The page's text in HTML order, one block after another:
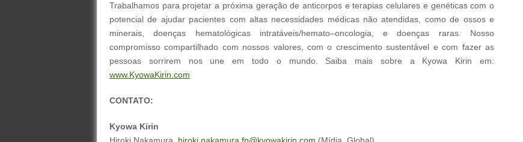
Trabalhamos para projetar a próxima geração de anticorpos e terapias celulares e genéticas com o
potencial de ajudar pacientes com altas necessidades médicas não atendidas, como de ossos e
minerais, doenças hematológicas intratáveis/hemato–oncologia, e doenças raras. Nosso
compromisso compartilhado com nossos valores, com o crescimento sustentável e com fazer as
pessoas sorrirem nos une em todo o mundo. Saiba mais sobre a Kyowa Kirin em:
www.KyowaKirin.com
CONTATO:
Kyowa Kirin